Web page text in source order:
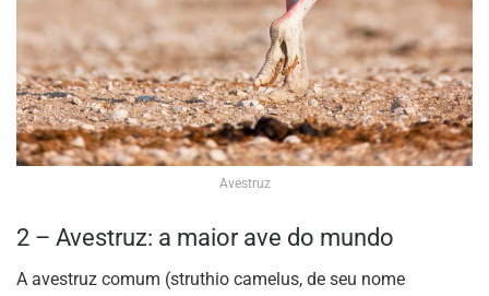
Avestruz
2 – Avestruz: a maior ave do mundo
A avestruz comum (struthio camelus, de seu nome